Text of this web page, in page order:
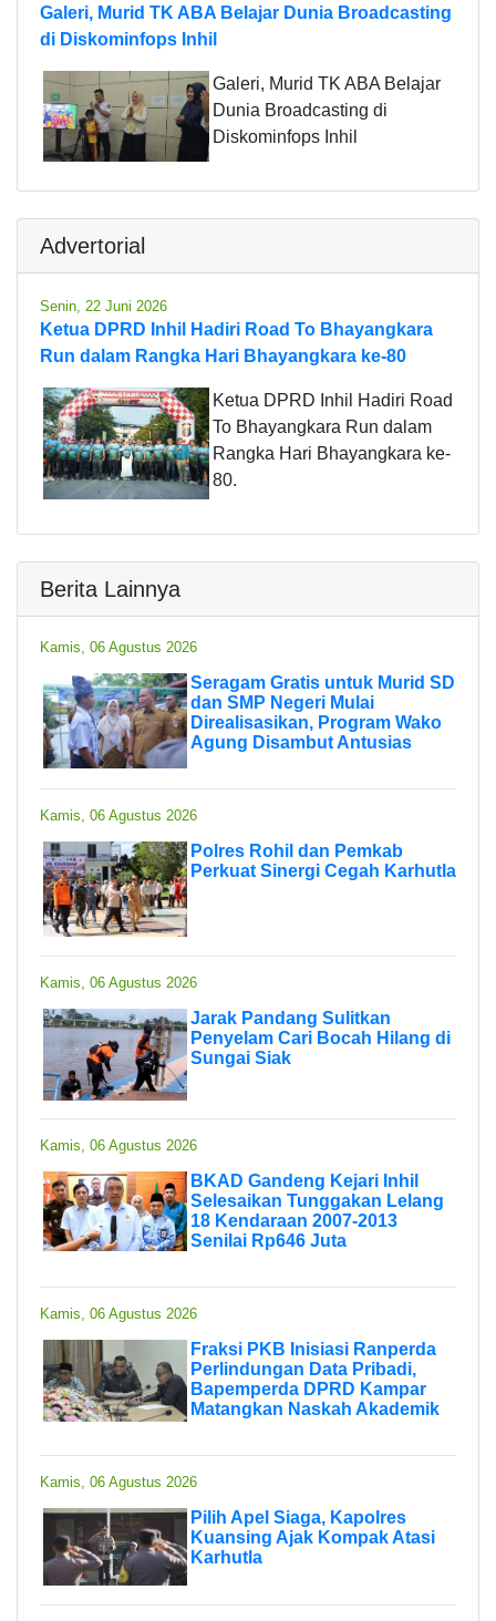
Galeri, Murid TK ABA Belajar Dunia Broadcasting
di Diskominfops Inhil
Galeri, Murid TK ABA Belajar
Dunia Broadcasting di
Diskominfops Inhil
Advertorial
Senin, 22 Juni 2026
Ketua DPRD Inhil Hadiri Road To Bhayangkara
Run dalam Rangka Hari Bhayangkara ke-80
Ketua DPRD Inhil Hadiri Road
To Bhayangkara Run dalam
Rangka Hari Bhayangkara ke-
80.
Berita Lainnya
Kamis, 06 Agustus 2026
Seragam Gratis untuk Murid SD
dan SMP Negeri Mulai
Direalisasikan, Program Wako
Agung Disambut Antusias
Kamis, 06 Agustus 2026
Polres Rohil dan Pemkab
Perkuat Sinergi Cegah Karhutla
Kamis, 06 Agustus 2026
Jarak Pandang Sulitkan
Penyelam Cari Bocah Hilang di
Sungai Siak
Kamis, 06 Agustus 2026
BKAD Gandeng Kejari Inhil
Selesaikan Tunggakan Lelang
18 Kendaraan 2007-2013
Senilai Rp646 Juta
Kamis, 06 Agustus 2026
Fraksi PKB Inisiasi Ranperda
Perlindungan Data Pribadi,
Bapemperda DPRD Kampar
Matangkan Naskah Akademik
Kamis, 06 Agustus 2026
Pilih Apel Siaga, Kapolres
Kuansing Ajak Kompak Atasi
Karhutla